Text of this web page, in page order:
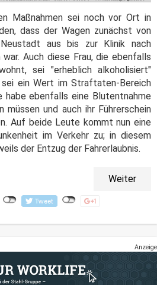
Maßnahmen sei noch vor Ort in
dass der Wagen zunächst von
aus bis zur Klinik nach
Auch diese Frau, die ebenfalls
sei "erheblich alkoholisiert"
ein Wert im Straftaten-Bereich
ebenfalls eine Blutentnahme
müssen und auch ihr Führerschein
Auf beide Leute kommt nun eine
im Verkehr zu; in diesem
der Entzug der Fahrerlaubnis.
Weiter
Anzeige